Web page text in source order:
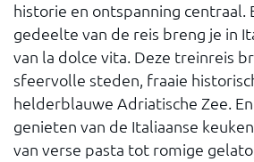
historie en ontspanning centraal.
gedeelte van de reis breng je in
van la dolce vita. Deze treinreis
sfeervolle steden, fraaie
helderblauwe Adriatische Zee.
genieten van de Italiaanse
van verse pasta tot romige